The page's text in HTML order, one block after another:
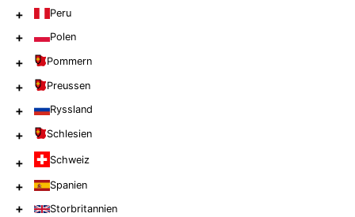
+ Peru
+ Polen
+ Pommern
+ Preussen
+ Ryssland
+ Schlesien
+ Schweiz
+ Spanien
+ Storbritannien